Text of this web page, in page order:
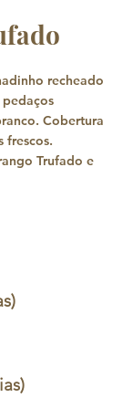
recheado
Cobertura
frescos.
Trufado e